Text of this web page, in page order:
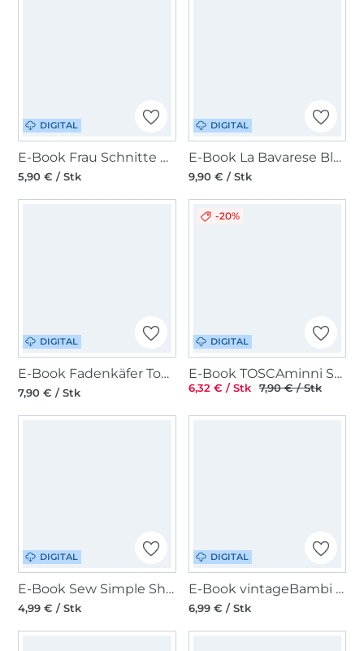
DIGITAL
E-Book Frau Schnitte Basic Shirt Gr. 36-46
5,90 € / Stk
DIGITAL
E-Book La Bavarese Blusenshirt Carla
9,90 € / Stk
DIGITAL
E-Book Fadenkäfer Top & Rock Damen
7,90 € / Stk
DIGITAL
-20%
E-Book TOSCAminni Schnittmanufaktur Damen Shirt/Kleid Soleil
6,32 € / Stk 7,90 € / Stk
DIGITAL
E-Book Sew Simple Shirt Maddou
4,99 € / Stk
DIGITAL
E-Book vintageBambi Olivia Top
6,99 € / Stk